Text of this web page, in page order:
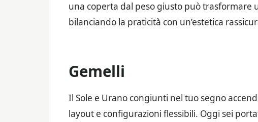
una coperta dal peso giusto può trasformare
bilanciando la praticità con un’estetica
Gemelli
Il Sole e Urano congiunti nel tuo segno
layout e configurazioni flessibili. Oggi sei